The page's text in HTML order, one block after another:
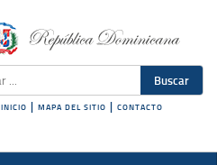
Buscar
INICIO MAPA DEL SITIO CONTACTO